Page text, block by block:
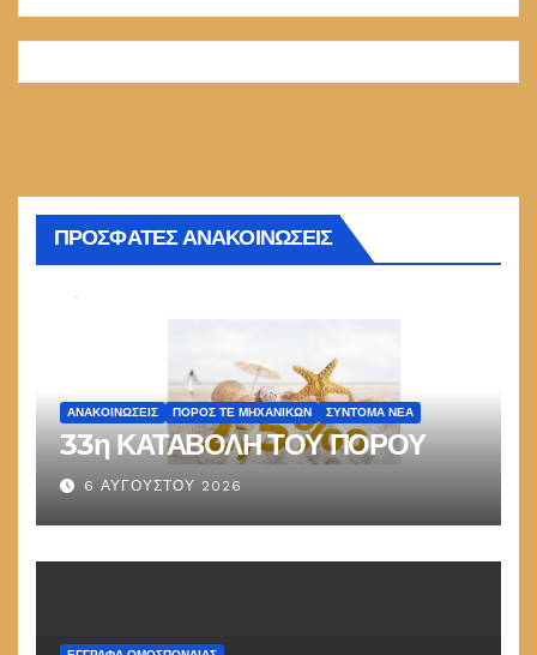
ΠΡΟΣΦΑΤΕΣ ΑΝΑΚΟΙΝΩΣΕΙΣ
ΑΝΑΚΟΙΝΏΣΕΙΣ ΠΌΡΟΣ ΤΕ ΜΗΧΑΝΙΚΏΝ ΣΎΝΤΟΜΑ ΝΈΑ
33η ΚΑΤΑΒΟΛΗ ΤΟΥ ΠΟΡΟΥ
6 ΑΥΓΟΎΣΤΟΥ 2026